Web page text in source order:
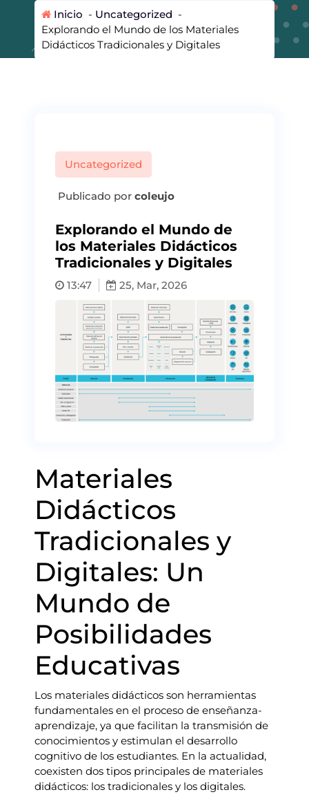
Inicio - Uncategorized -
Explorando el Mundo de los Materiales
Didácticos Tradicionales y Digitales
Uncategorized
Publicado por coleujo
Explorando el Mundo de
los Materiales Didácticos
Tradicionales y Digitales
13:47 25, Mar, 2026
Materiales
Didácticos
Tradicionales y
Digitales: Un
Mundo de
Posibilidades
Educativas
Los materiales didácticos son herramientas
fundamentales en el proceso de enseñanza-
aprendizaje, ya que facilitan la transmisión de
conocimientos y estimulan el desarrollo
cognitivo de los estudiantes. En la actualidad,
coexisten dos tipos principales de materiales
didácticos: los tradicionales y los digitales.